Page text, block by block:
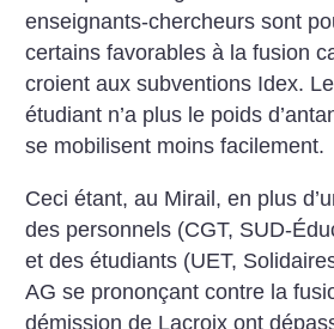
enseignants-chercheurs sont
certains favorables à la fusion
croient aux subventions Idex.
étudiant n’a plus le poids
se mobilisent moins facilement.
Ceci étant, au Mirail, en plus
des personnels (CGT, SUD-
et des étudiants (UET,
AG se prononçant contre la
démission de Lacroix ont